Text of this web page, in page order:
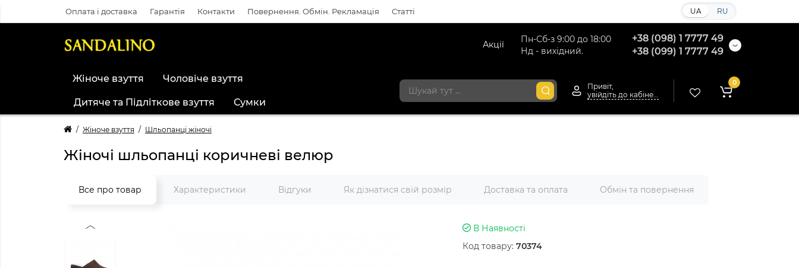
Оплата і доставка Гарантія Контакти Повернення. Обмін. Рекламація Статті UA RU
Пн-Сб-з 9:00 до 18:00
Нд - вихідний.
+38 (098) 1 7777 49
+38 (099) 1 7777 49
Акції
Жіноче взуття Чоловіче взуття
Дитяче та Підліткове взуття Сумки
Привіт,
0
Жіноче взуття Шльопанці жіночі
Жіночі шльопанці коричневі велюр
Все про товар Характеристики Відгуки Як дізнатися свій розмір Доставка та оплата Обмін та повернення
В Наявності
Код товару: 70374